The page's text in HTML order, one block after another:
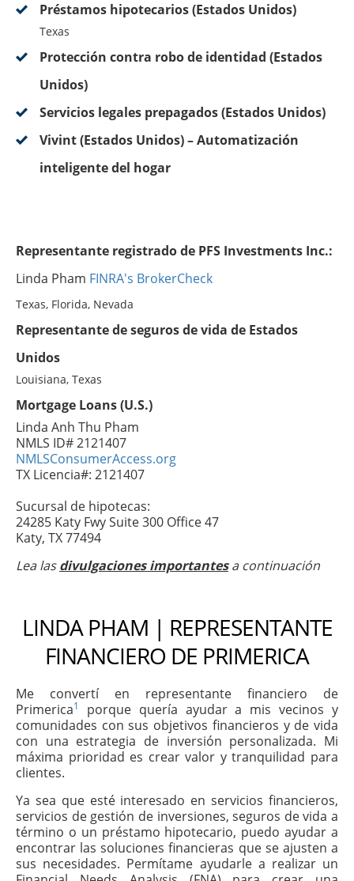
Préstamos hipotecarios (Estados Unidos)
Texas
Protección contra robo de identidad (Estados
Unidos)
Servicios legales prepagados (Estados Unidos)
Vivint (Estados Unidos) – Automatización
inteligente del hogar
Representante registrado de PFS Investments Inc.:
Linda Pham FINRA's BrokerCheck
Texas, Florida, Nevada
Representante de seguros de vida de Estados
Unidos
Louisiana, Texas
Mortgage Loans (U.S.)
Linda Anh Thu Pham
NMLS ID# 2121407
NMLSConsumerAccess.org
TX Licencia#: 2121407
Sucursal de hipotecas:
24285 Katy Fwy Suite 300 Office 47
Katy, TX 77494
Lea lasdivulgaciones importantesa continuación
LINDA PHAM | REPRESENTANTE
FINANCIERO DE PRIMERICA
Me convertí en representante financiero de
Primerica1
porque quería ayudar a mis vecinos y
comunidades con sus objetivos financieros y de vida
con una estrategia de inversión personalizada. Mi
máxima prioridad es crear valor y tranquilidad para
clientes.
Ya sea que esté interesado en servicios financieros,
servicios de gestión de inversiones, seguros de vida a
término o un préstamo hipotecario, puedo ayudar a
encontrar las soluciones financieras que se ajusten a
sus necesidades. Permítame ayudarle a realizar un